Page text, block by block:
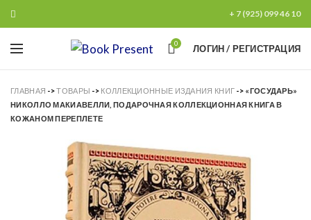
+ 7 (925) 099 46 10
0 ЛОГИН / РЕГИСТРАЦИЯ
ГЛАВНАЯ ->ТОВАРЫ -> КОЛЛЕКЦИОННЫЕ ИЗДАНИЯ КНИГ -> «ГОСУДАРЬ»
НИКОЛЛО МАКИАВЕЛЛИ, ПОДАРОЧНАЯ КОЛЛЕКЦИОННАЯ КНИГА В
КОЖАНОМ ПЕРЕПЛЕТЕ